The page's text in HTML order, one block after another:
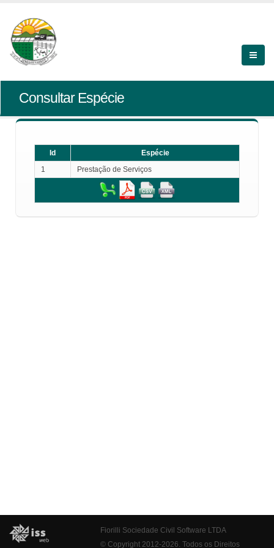
Consultar Espécie
Id
Espécie
1
Prestação de Serviços
Fiorilli Sociedade Civil Software LTDA
© Copyright 2012-2026. Todos os Direitos